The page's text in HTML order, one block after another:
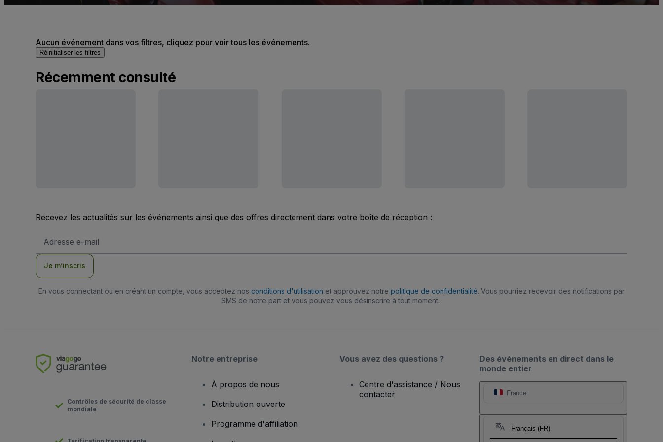
Aucun événement dans vos filtres, cliquez pour voir tous les événements.
Réinitialiser les filtres
Récemment consulté
Recevez les actualités sur les événements ainsi que des offres directement dans votre boîte de réception :
e-
Je m’inscris
En vous connectant ou en créant un compte, vous acceptez nos conditions d'utilisation et approuvez notre politique de confidentialité. Vous pourriez recevoir des notifications par
SMS de notre part et vous pouvez vous désinscrire à tout moment.
Des événements en direct dans le
monde entier
France
Français (FR)
Contrôles de sécurité de classe
mondiale
Notre entreprise
À propos de nous
Distribution ouverte
Programme d'affiliation
Vous avez des questions ?
Centre d'assistance / Nous
contacter